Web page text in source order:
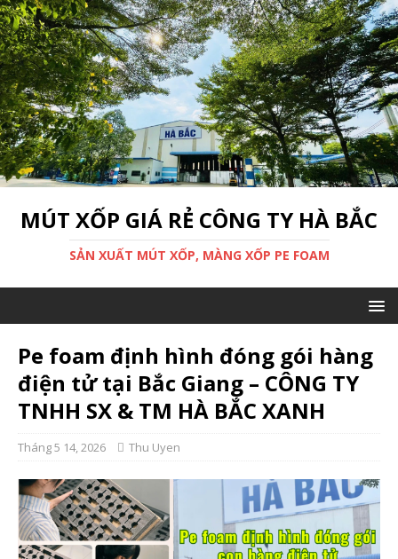
MÚT XỐP GIÁ RẺ CÔNG TY HÀ BẮC
SẢN XUẤT MÚT XỐP, MÀNG XỐP PE FOAM
Pe foam định hình đóng gói hàng
điện tử tại Bắc Giang – CÔNG TY
TNHH SX & TM HÀ BẮC XANH
Tháng 5 14, 2026 Thu Uyen